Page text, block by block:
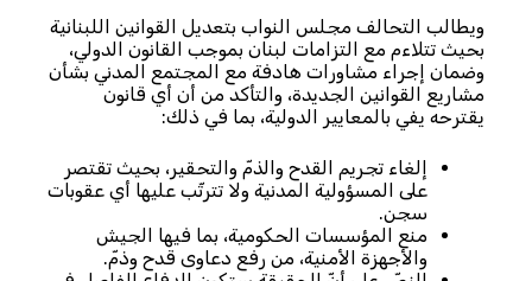
ويطالب التحالف مجلس النواب بتعديل القوانين اللبنانية
بحيث تتلاءم مع التزامات لبنان بموجب القانون الدولي،
وضمان إجراء مشاورات هادفة مع المجتمع المدني بشأن
مشاريع القوانين الجديدة، والتأكد من أن أي قانون
يقترحه يفي بالمعايير الدولية، بما في ذلك:
إلغاء تجريم القدح والذمّ والتحقير، بحيث تقتصر
على المسؤولية المدنية ولا تترتّب عليها أي عقوبات
سجن.
منع المؤسسات الحكومية، بما فيها الجيش
والأجهزة الأمنية، من رفع دعاوى قدح وذمّ.